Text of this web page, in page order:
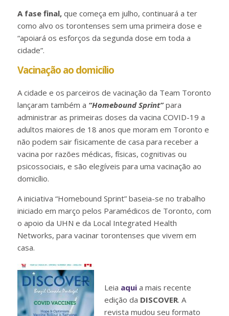
A fase final,que começa em julho, continuará a ter
como alvo os torontenses sem uma primeira dose e
“apoiará os esforços da segunda dose em toda a
cidade”.
Vacinação ao domicílio
A cidade e os parceiros de vacinação da Team Toronto
lançaram também a “Homebound Sprint” para
administrar as primeiras doses da vacina COVID-19 a
adultos maiores de 18 anos que moram em Toronto e
não podem sair fisicamente de casa para receber a
vacina por razões médicas, físicas, cognitivas ou
psicossociais, e são elegíveis para uma vacinação ao
domicílio.
A iniciativa “Homebound Sprint” baseia-se no trabalho
iniciado em março pelos Paramédicos de Toronto, com
o apoio da UHN e da Local Integrated Health
Networks, para vacinar torontenses que vivem em
casa.
Leia aquia mais recente
edição da DISCOVER. A
revista mudou seu formato